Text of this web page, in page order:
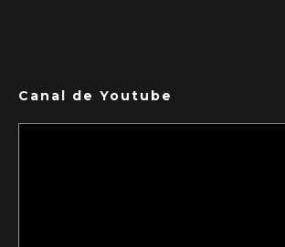
Canal de Youtube